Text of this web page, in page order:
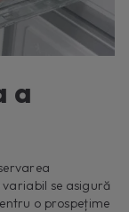
a
se asigură
o prospețime